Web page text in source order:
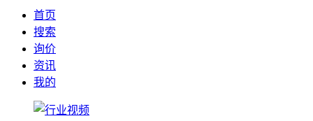
首页
搜索
询价
资讯
我的